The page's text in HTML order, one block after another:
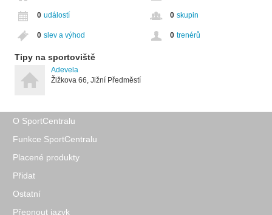
0 událostí 0 skupin
0 slev a výhod 0 trenérů
Tipy na sportoviště
Adevela
Žižkova 66, Jižní Předměstí
O SportCentralu
Funkce SportCentralu
Placené produkty
Přidat
Ostatní
Přepnout jazyk